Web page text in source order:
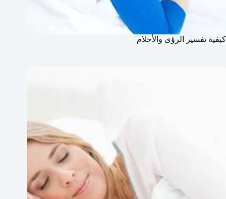
كيفية تفسير الرؤى والأحلام